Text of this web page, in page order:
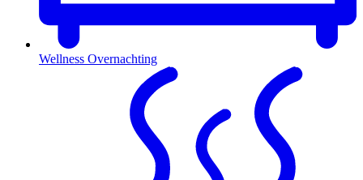
Wellness Overnachting